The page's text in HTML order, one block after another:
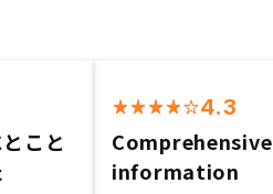
こと
4.3
Comprehensive
information